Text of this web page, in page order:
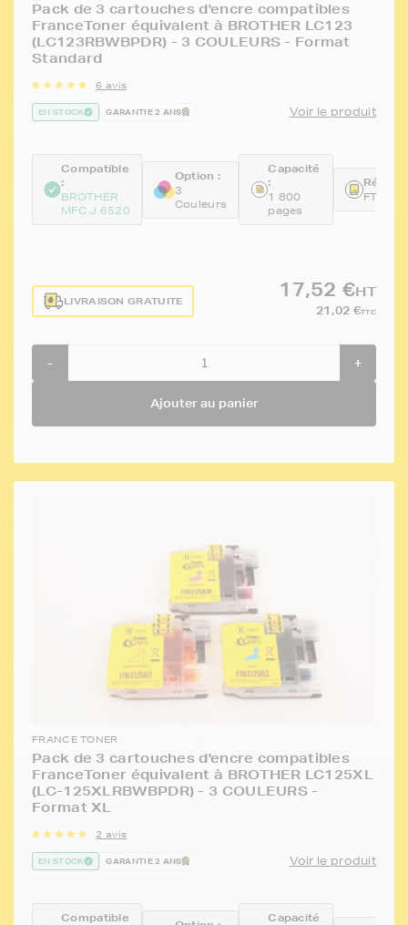
Pack de 3 cartouches d'encre compatibles
FranceToner équivalent à BROTHER LC123
(LC123RBWBPDR) - 3 COULEURS - Format
Standard
6 avis
EN STOCK GARANTIE 2 ANS Voir le produit
Compatible
:
BROTHER
MFC J 6520
Option :
3
Couleurs
Capacité
:
1 800
pages
LIVRAISON GRATUITE
17,52 €HT
21,02 €TTC
- +
Ajouter au panier
FRANCE TONER
Pack de 3 cartouches d'encre compatibles
FranceToner équivalent à BROTHER LC125XL
(LC-125XLRBWBPDR) - 3 COULEURS -
Format XL
2 avis
EN STOCK GARANTIE 2 ANS Voir le produit
Compatible
Capacité